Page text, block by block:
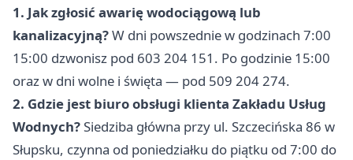
1. Jak zgłosić awarię wodociągową lub
kanalizacyjną?W dni powszednie w godzinach 7:00
15:00 dzwonisz pod 603 204 151. Po godzinie 15:00
oraz w dni wolne i święta — pod 509 204 274.
2. Gdzie jest biuro obsługi klienta Zakładu Usług
Wodnych?Siedziba główna przy ul. Szczecińska 86 w
Słupsku, czynna od poniedziałku do piątku od 7:00 do